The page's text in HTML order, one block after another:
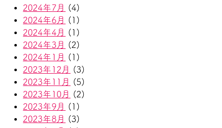
2024年7月
(4)
2024年6月
(1)
2024年4月
(1)
2024年3月
(2)
2024年1月
(1)
2023年12月
(3)
2023年11月
(5)
2023年10月
(2)
2023年9月
(1)
2023年8月
(3)